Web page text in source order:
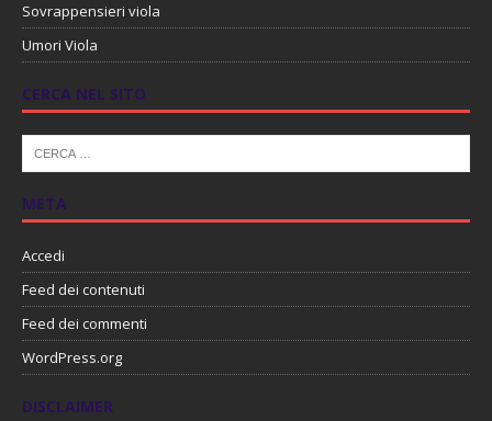
Sovrappensieri viola
Umori Viola
CERCA NEL SITO
META
Accedi
Feed dei contenuti
Feed dei commenti
WordPress.org
DISCLAIMER